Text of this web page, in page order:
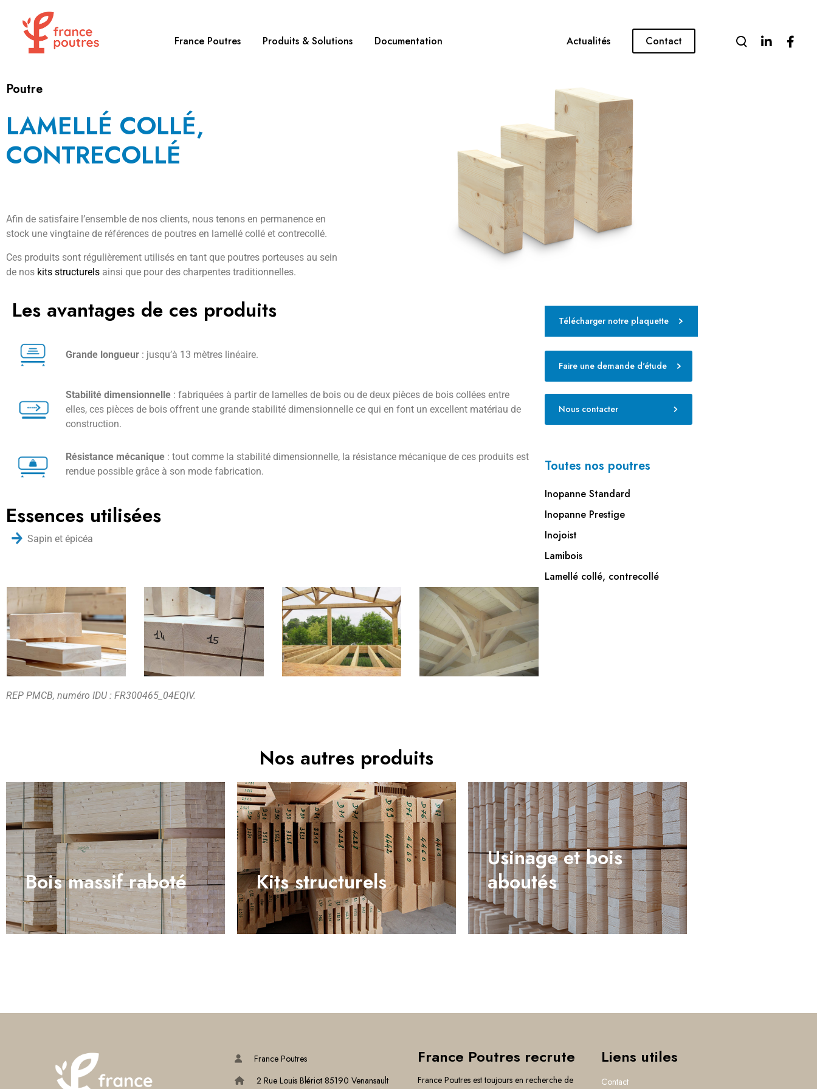
France Poutres Produits & Solutions Documentation Actualités Contact
Poutre
LAMELLÉ COLLÉ,
CONTRECOLLÉ
Afin de satisfaire l’ensemble de nos clients, nous tenons en permanence en
stock une vingtaine de références de poutres en lamellé collé et contrecollé.
Ces produits sont régulièrement utilisés en tant que poutres porteuses au sein
de nos kits structurels ainsi que pour des charpentes traditionnelles.
Les avantages de ces produits
Grande longueur: jusqu’à 13 mètres linéaire.
Stabilité dimensionnelle: fabriquées à partir de lamelles de bois ou de deux pièces de bois collées entre
elles, ces pièces de bois offrent une grande stabilité dimensionnelle ce qui en font un excellent matériau de
construction.
Résistance mécanique: tout comme la stabilité dimensionnelle, la résistance mécanique de ces produits est
rendue possible grâce à son mode fabrication.
Essences utilisées
Sapin et épicéa
REP PMCB, numéro IDU : FR300465_04EQIV.
Télécharger notre plaquette
Faire une demande d'étude
Nous contacter
Toutes nos poutres
Inopanne Standard
Inopanne Prestige
Inojoist
Lamibois
Lamellé collé, contrecollé
Nos autres produits
Bois massif raboté Kits structurels
Usinage et bois
aboutés
France Poutres
2 Rue Louis Blériot 85190 Venansault
France Poutres recrute
France Poutres est toujours en recherche de
Liens utiles
Contact